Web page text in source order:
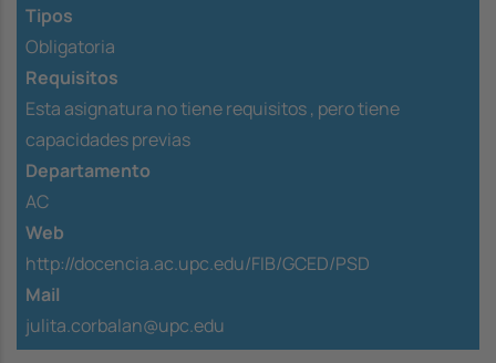
Tipos
Obligatoria
Requisitos
Esta asignatura no tiene requisitos , pero tiene
capacidades previas
Departamento
AC
Web
http://docencia.ac.upc.edu/FIB/GCED/PSD
Mail
julita.corbalan@upc.edu